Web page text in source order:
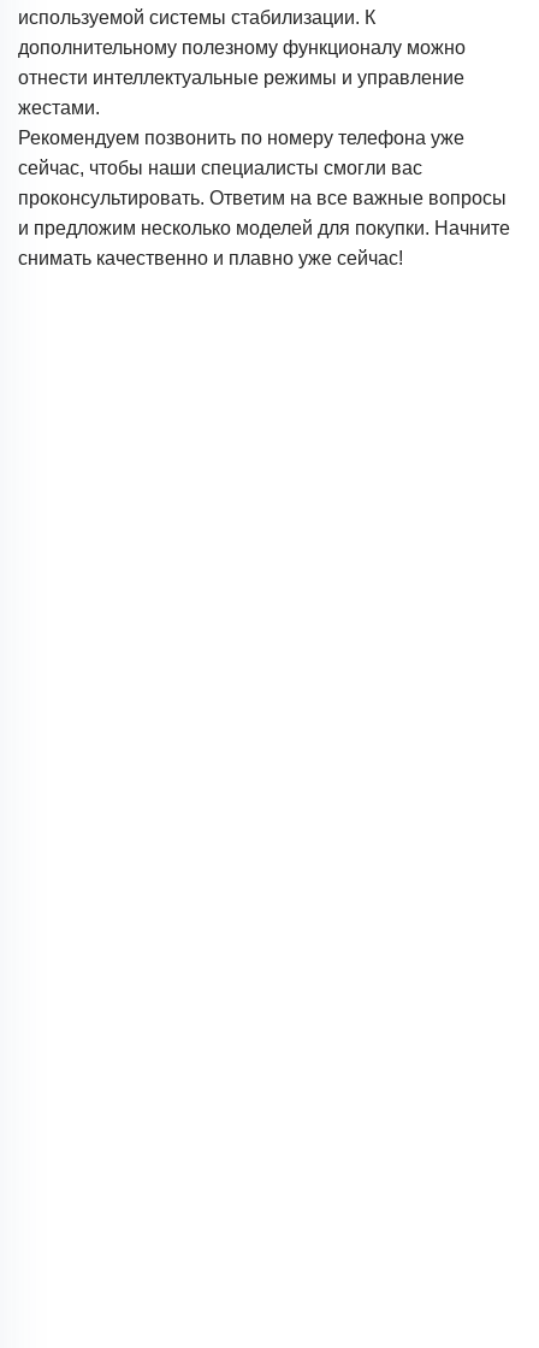
используемой системы стабилизации. К
дополнительному полезному функционалу можно
отнести интеллектуальные режимы и управление
жестами.
Рекомендуем позвонить по номеру телефона уже
сейчас, чтобы наши специалисты смогли вас
проконсультировать. Ответим на все важные вопросы
и предложим несколько моделей для покупки. Начните
снимать качественно и плавно уже сейчас!